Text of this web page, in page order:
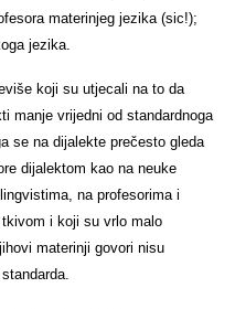
materinjeg jezika (sic!);
jezika.
koji su utjecali na to da
manje vrijedni od standardnoga
se na dijalekte prečesto gleda
dijalektom kao na neuke
na profesorima i
i koji su vrlo malo
materinji govori nisu